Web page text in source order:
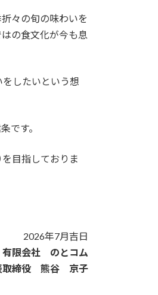
々の旬の味わいを
の食文化が今も息
したいという想
です。
目指しておりま
2026年7月吉日
有限会社 のとコム
取締役 熊谷 京子